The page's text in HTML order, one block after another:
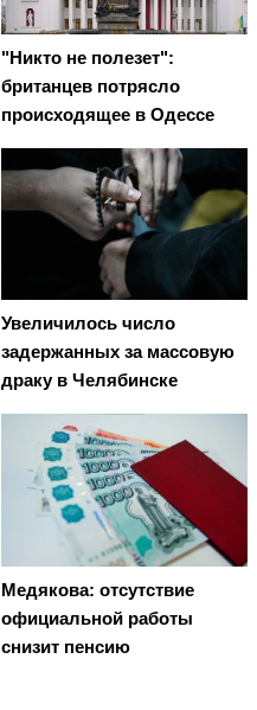
"Никто не полезет":
британцев потрясло
происходящее в Одессе
Увеличилось число
задержанных за массовую
драку в Челябинске
Медякова: отсутствие
официальной работы
снизит пенсию